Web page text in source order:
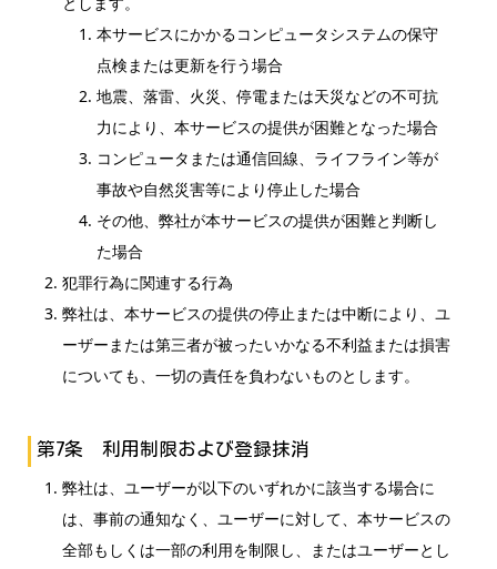
本サービスにかかるコンピュータシステムの保守
点検または更新を行う場合
地震、落雷、火災、停電または天災などの不可抗
力により、本サービスの提供が困難となった場合
コンピュータまたは通信回線、ライフライン等が
事故や自然災害等により停止した場合
その他、弊社が本サービスの提供が困難と判断し
た場合
犯罪行為に関連する行為
弊社は、本サービスの提供の停止または中断により、ユ
ーザーまたは第三者が被ったいかなる不利益または損害
についても、一切の責任を負わないものとします。
第7条 利用制限および登録抹消
弊社は、ユーザーが以下のいずれかに該当する場合に
は、事前の通知なく、ユーザーに対して、本サービスの
全部もしくは一部の利用を制限し、またはユーザーとし